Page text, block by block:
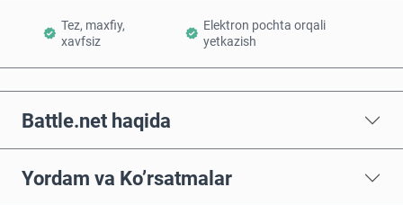
Tez, maxfiy,
xavfsiz
Elektron pochta orqali
yetkazish
Battle.net haqida
Yordam va Ko’rsatmalar